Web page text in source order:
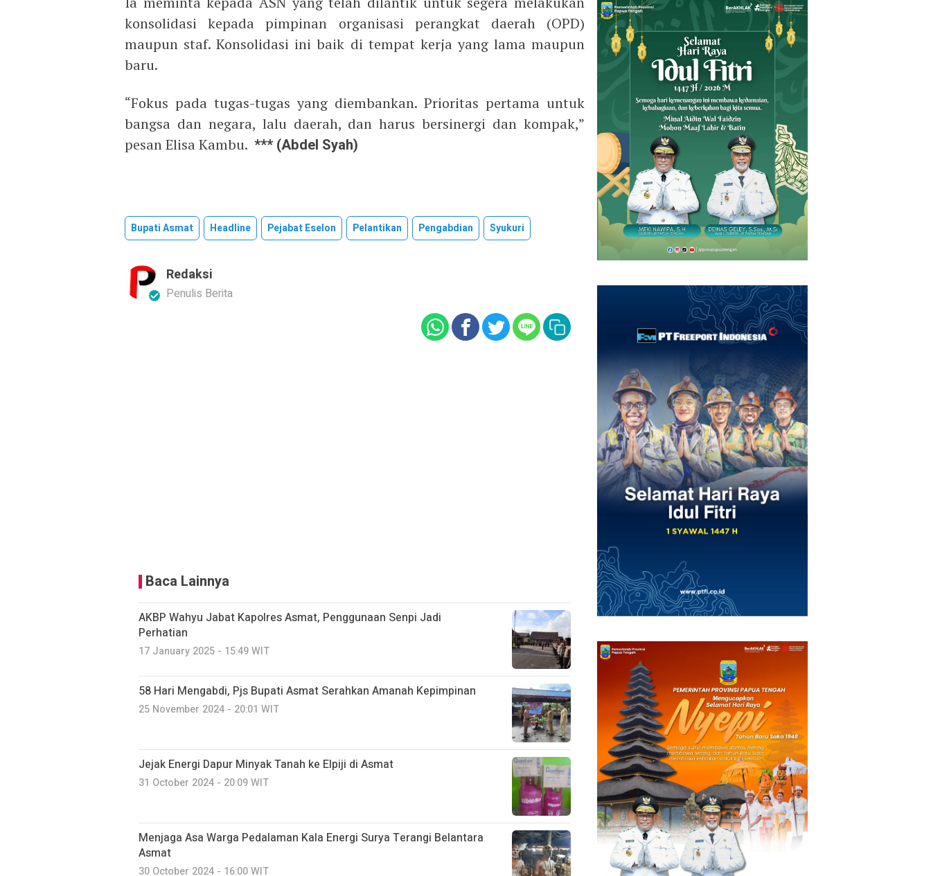
konsolidasi kepada pimpinan organisasi perangkat daerah (OPD)
maupun staf. Konsolidasi ini baik di tempat kerja yang lama maupun
baru.
“Fokus pada tugas-tugas yang diembankan. Prioritas pertama untuk
bangsa dan negara, lalu daerah, dan harus bersinergi dan kompak,”
pesan Elisa Kambu. *** (Abdel Syah)
Bupati Asmat Headline Pejabat Eselon Pelantikan Pengabdian Syukuri
Redaksi
Penulis Berita
Baca Lainnya
AKBP Wahyu Jabat Kapolres Asmat, Penggunaan Senpi Jadi
Perhatian
17 January 2025 - 15:49 WIT
58 Hari Mengabdi, Pjs Bupati Asmat Serahkan Amanah Kepimpinan
25 November 2024 - 20:01 WIT
Jejak Energi Dapur Minyak Tanah ke Elpiji di Asmat
31 October 2024 - 20:09 WIT
Menjaga Asa Warga Pedalaman Kala Energi Surya Terangi Belantara
Asmat
30 October 2024 - 16:00 WIT